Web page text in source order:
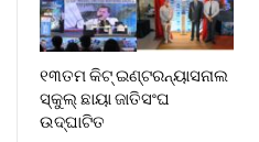
୧୩ତମ କିଟ୍ ଇଣ୍ଟରନ୍ୟାସନାଲ
ସ୍କୁଲ୍ ଛାୟା ଜାତିସଂଘ
ଉଦ୍‍ଘାଟିତ